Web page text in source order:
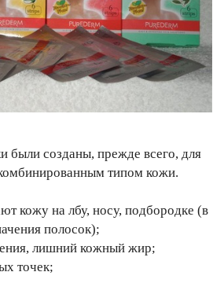
созданы, прежде всего, для
типом кожи.
кожу на лбу, носу, подбородке (в
полосок);
лишний кожный жир;
точек;